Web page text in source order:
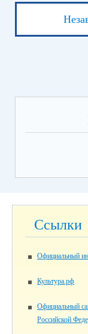
Ссылки
Официальный
Культура.рф
Официальный
Российской